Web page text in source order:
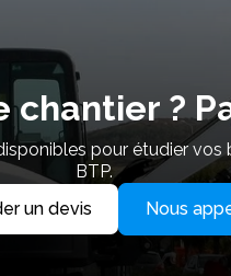
chantier ?
pour étudier
BTP.
un devis
Nous